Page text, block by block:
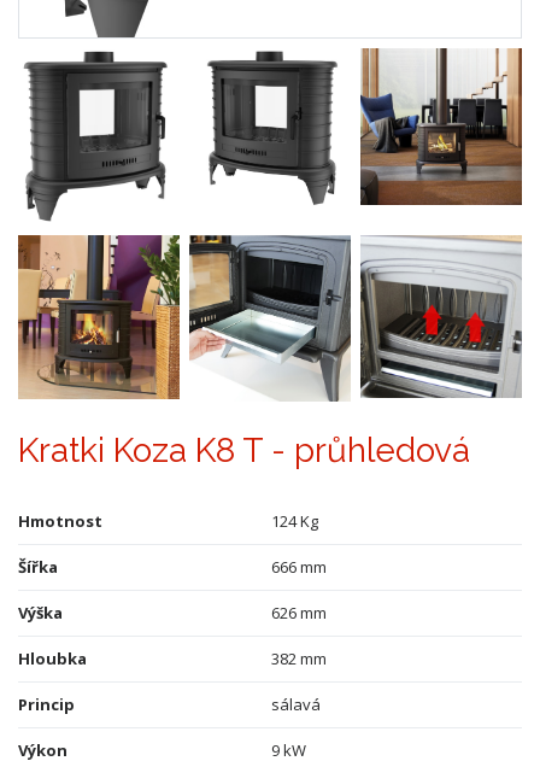
Kratki Koza K8 T - průhledová
Hmotnost 124 Kg
Šířka 666 mm
Výška 626 mm
Hloubka 382 mm
Princip sálavá
Výkon 9 kW